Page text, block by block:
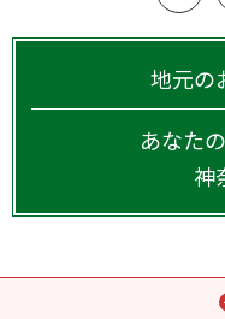
地元の
あなた
神